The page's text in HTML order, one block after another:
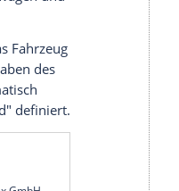
und ergänzt
bislang
nicht durch
aus der
Distanz
und